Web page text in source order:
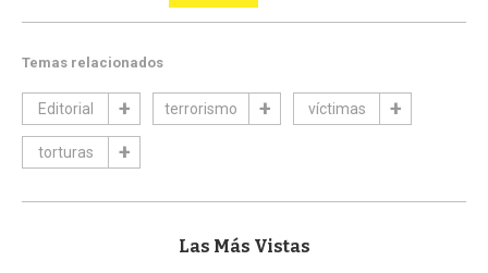
Temas relacionados
Editorial terrorismo víctimas
torturas
Las Más Vistas